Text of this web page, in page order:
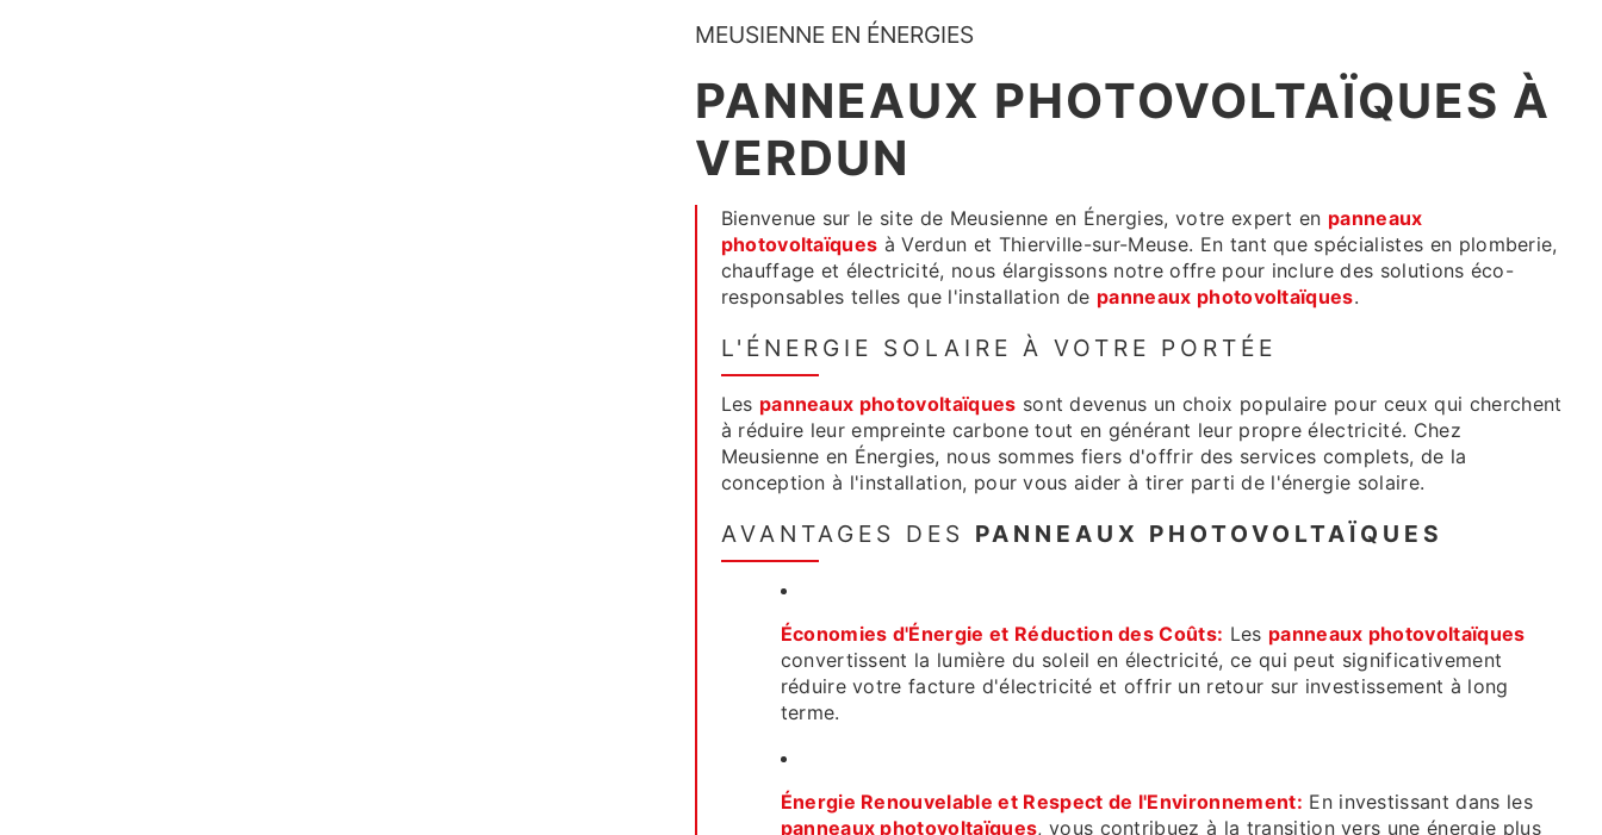
MEUSIENNE EN ÉNERGIES
PANNEAUX PHOTOVOLTAÏQUES À
VERDUN
Bienvenue sur le site de Meusienne en Énergies, votre expert en panneaux
photovoltaïques à Verdun et Thierville-sur-Meuse. En tant que spécialistes en plomberie,
chauffage et électricité, nous élargissons notre offre pour inclure des solutions éco-
responsables telles que l'installation de panneaux photovoltaïques.
L'ÉNERGIE SOLAIRE À VOTRE PORTÉE
Les panneaux photovoltaïques sont devenus un choix populaire pour ceux qui cherchent
à réduire leur empreinte carbone tout en générant leur propre électricité. Chez
Meusienne en Énergies, nous sommes fiers d'offrir des services complets, de la
conception à l'installation, pour vous aider à tirer parti de l'énergie solaire.
AVANTAGES DES PANNEAUX PHOTOVOLTAÏQUES
Économies d'Énergie et Réduction des Coûts: Les panneaux photovoltaïques
convertissent la lumière du soleil en électricité, ce qui peut significativement
réduire votre facture d'électricité et offrir un retour sur investissement à long
terme.
Énergie Renouvelable et Respect de l'Environnement: En investissant dans les
panneaux photovoltaïques, vous contribuez à la transition vers une énergie plus